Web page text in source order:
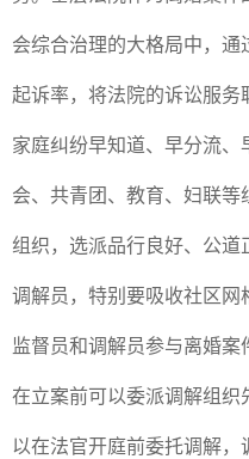
会综合治理的大格局中，通
起诉率，将法院的诉讼服务
家庭纠纷早知道、早分流
会、共青团、教育、妇联
组织，选派品行良好、公
调解员，特别要吸收社区
监督员和调解员参与离婚
在立案前可以委派调解组
以在法官开庭前委托调解